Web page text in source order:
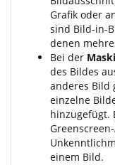
Grafik oder
sind Bild-in-
denen
Bei der
des Bildes
anderes Bild
einzelne
hinzugefügt.
einem Bild.